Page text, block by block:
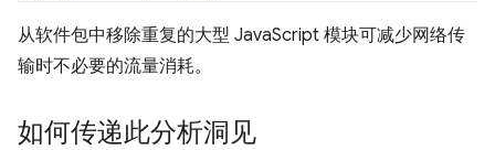
从软件包中移除重复的大型 JavaScript 模块可减少网络传
输时不必要的流量消耗。
如何传递此分析洞见